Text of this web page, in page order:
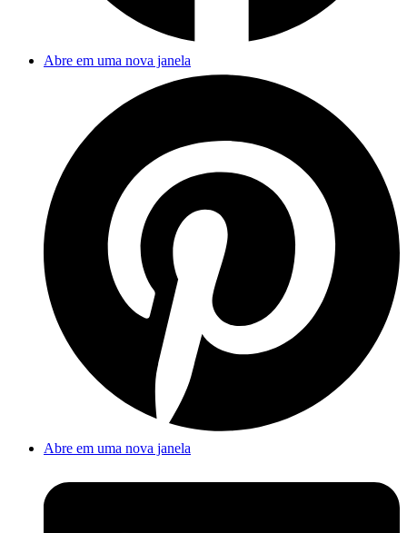
Abre em uma nova janela
Abre em uma nova janela